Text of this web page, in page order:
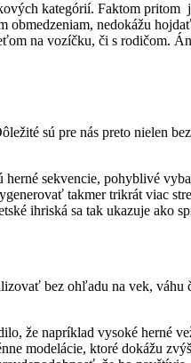
kategórií. Faktom pritom
nedokážu
na vozíčku, či s rodičom.
sú pre nás preto nielen
sekvencie, pohyblivé
takmer trikrát viac
ihriská sa tak ukazuje ako
bez ohľadu na vek, váhu
že napríklad vysoké herné
modelácie, ktoré dokážu